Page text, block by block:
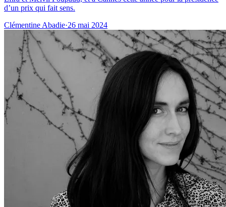
d’un prix qui fait sens.
Clémentine Abadie·26 mai 2024